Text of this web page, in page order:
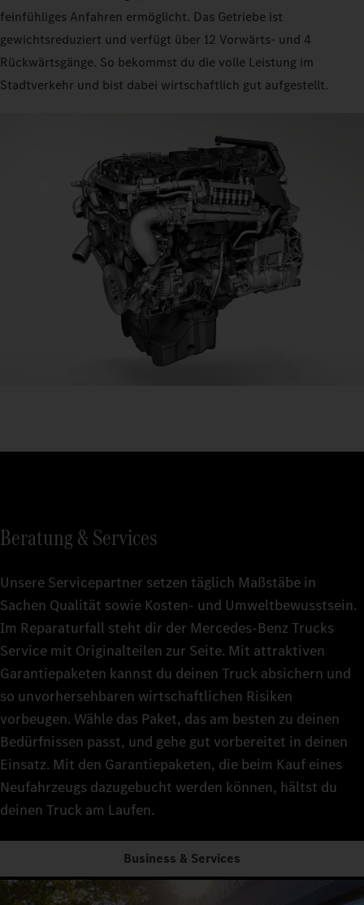
feinfühliges Anfahren ermöglicht. Das Getriebe ist
gewichtsreduziert und verfügt über 12 Vorwärts- und 4
Rückwärtsgänge. So bekommst du die volle Leistung im
Stadtverkehr und bist dabei wirtschaftlich gut aufgestellt.
Beratung & Services
Unsere Servicepartner setzen täglich Maßstäbe in
Sachen Qualität sowie Kosten- und Umweltbewusstsein.
Im Reparaturfall steht dir der Mercedes-Benz Trucks
Service mit Originalteilen zur Seite. Mit attraktiven
Garantiepaketen kannst du deinen Truck absichern und
so unvorhersehbaren wirtschaftlichen Risiken
vorbeugen. Wähle das Paket, das am besten zu deinen
Bedürfnissen passt, und gehe gut vorbereitet in deinen
Einsatz. Mit den Garantiepaketen, die beim Kauf eines
Neufahrzeugs dazugebucht werden können, hältst du
deinen Truck am Laufen.
Business & Services